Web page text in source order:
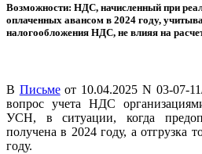
Возможности: НДС, начисленный при
оплаченных авансом в 2024 году,
налогообложения НДС, не влияя на
В Письмеот 10.04.2025 N 03-07-
вопрос учета НДС
УСН, в ситуации, когда
получена в 2024 году, а отгрузка
году.